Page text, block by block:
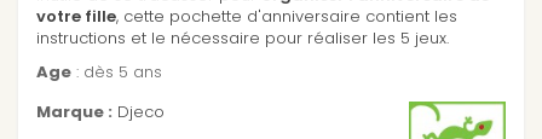
votre fille, cette pochette d'anniversaire contient les
instructions et le nécessaire pour réaliser les 5 jeux.
Age : dès 5 ans
Marque : Djeco